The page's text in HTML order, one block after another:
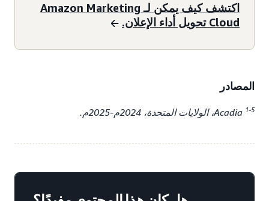
اكتشف كيف يمكن لـ Amazon Marketing
Cloud تحويل أداء الإعلان.
المصادر
1-5